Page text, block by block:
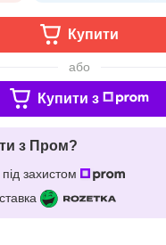
Купити
або
Купити з
з Пром?
захистом